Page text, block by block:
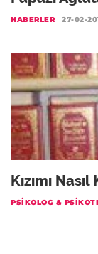
HABERLER 27-02-
Kızımı
PSIKOLOG &